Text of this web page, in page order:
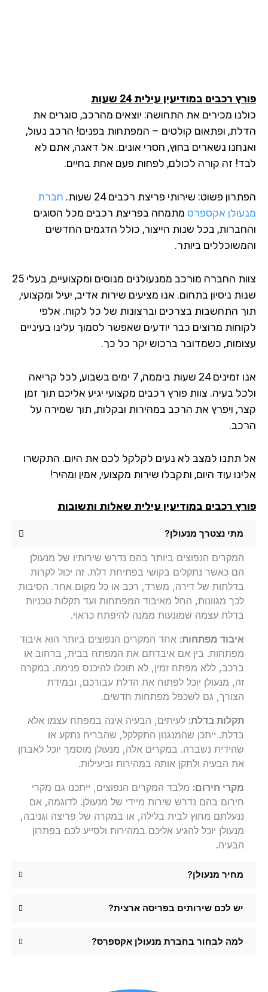
רכבים במודיעין עילית 24 שעות
מכירים את התחושה: יוצאים מהרכב, סוגרים את
ופתאום קולטים – המפתחות בפנים! הרכב נעול,
נשארים בחוץ, חסרי אונים. אל דאגה, אתם לא
זה קורה לכולם, לפחות פעם אחת בחיים.
פשוט: שירותי פריצת רכבים 24 שעות.
חברת
אקספרסמתמחה בפריצת רכבים מכל הסוגים
בכל שנות הייצור, כולל הדגמים החדשים
ביותר.
צוות החברה מורכב ממנעולנים מנוסים ומקצועיים, בעלי 25
ניסיון בתחום. אנו מציעים שירות אדיב, יעיל ומקצועי,
התחשבות בצרכים וברצונות של כל לקוח. אלפי
מרוצים כבר יודעים שאפשר לסמוך עלינו בעיניים
כשמדובר ברכוש יקר כל כך.
אנו זמינים 24 שעות ביממה, 7 ימים בשבוע, לכל קריאה
בעיה. צוות פורץ רכבים מקצועי יגיע אליכם תוך זמן
ויפרץ את הרכב במהירות ובקלות, תוך שמירה על
תתנו למצב לא נעים לקלקל לכם את היום. התקשרו
עוד היום, ותקבלו שירות מקצועי, אמין ומהיר!
רכבים במודיעין עילית שאלות ותשובות
מתי נצטרך מנעולן?
המקרים הנפוצים ביותר בהם נדרש שירותיו של מנעולן
הם כאשר נתקלים בקושי בפתיחת דלת. זה יכול לקרות
בדלתות של דירה, משרד, רכב או כל מקום אחר. הסיבות
לכך מגוונות, החל מאיבוד המפתחות ועד תקלות טכניות
בדלת עצמה שמונעות ממנה להיפתח כראוי.
איבוד מפתחות:אחד המקרים הנפוצים ביותר הוא איבוד
מפתחות. בין אם איבדתם את המפתח בבית, ברחוב או
ברכב, ללא מפתח זמין, לא תוכלו להיכנס פנימה. במקרה
זה, מנעולן יוכל לפתוח את הדלת עבורכם, ובמידת
הצורך, גם לשכפל מפתחות חדשים.
תקלות בדלת:לעיתים, הבעיה אינה במפתח עצמו אלא
בדלת. ייתכן שהמנגנון התקלקל, שהבריח נתקע או
שהידית נשברה. במקרים אלה, מנעולן מוסמך יוכל לאבחן
את הבעיה ולתקן אותה במהירות וביעילות.
מקרי חירום:מלבד המקרים הנפוצים, ייתכנו גם מקרי
חירום בהם נדרש שירות מיידי של מנעולן. לדוגמה, אם
ננעלתם מחוץ לבית בלילה, או במקרה של פריצה וגניבה,
מנעולן יוכל להגיע אליכם במהירות ולסייע לכם בפתרון
הבעיה.
מחיר מנעולן?
יש לכם שירותים בפריסה ארצית?
למה לבחור בחברת מנעולן אקספרס?